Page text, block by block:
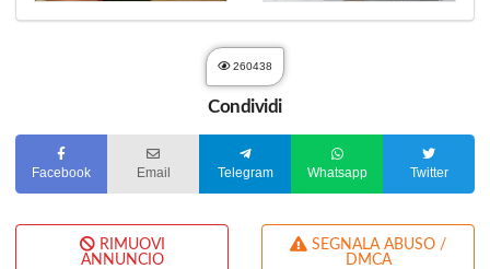
260438
Condividi
Facebook Email Telegram Whatsapp Twitter
RIMUOVI
ANNUNCIO
DMCA